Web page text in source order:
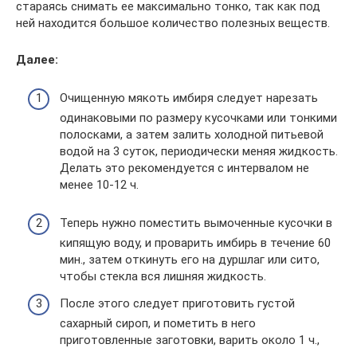
стараясь снимать ее максимально тонко, так как под
ней находится большое количество полезных веществ.
Далее:
Очищенную мякоть имбиря следует нарезать
одинаковыми по размеру кусочками или тонкими
полосками, а затем залить холодной питьевой
водой на 3 суток, периодически меняя жидкость.
Делать это рекомендуется с интервалом не
менее 10-12 ч.
Теперь нужно поместить вымоченные кусочки в
кипящую воду, и проварить имбирь в течение 60
мин., затем откинуть его на дуршлаг или сито,
чтобы стекла вся лишняя жидкость.
После этого следует приготовить густой
сахарный сироп, и пометить в него
приготовленные заготовки, варить около 1 ч.,